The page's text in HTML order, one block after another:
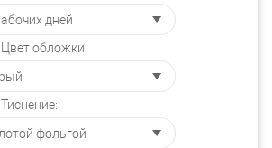
Цвет обложки:
Тиснение: